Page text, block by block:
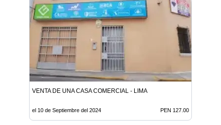
VENTA DE UNA CASA COMERCIAL - LIMA
el 10 de Septiembre del 2024 PEN 127.00